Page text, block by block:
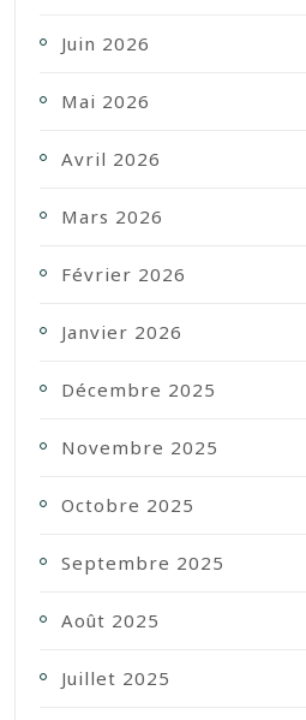
Juin 2026
Mai 2026
Avril 2026
Mars 2026
Février 2026
Janvier 2026
Décembre 2025
Novembre 2025
Octobre 2025
Septembre 2025
Août 2025
Juillet 2025